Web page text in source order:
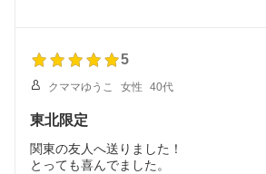
5
クママゆうこ 女性 40代
東北限定
関東の友人へ送りました！
とっても喜んでました。